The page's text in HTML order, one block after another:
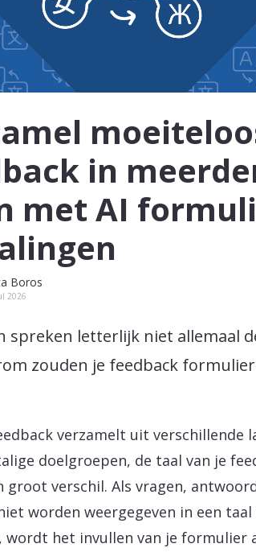
in
met AI
Boros
2026
spreken letterlijk niet allemaal
zouden je feedback
verzamelt uit verschillende
doelgroepen, de taal van je
groot verschil. Als vragen,
worden weergegeven in een
wordt het invullen van je formulier